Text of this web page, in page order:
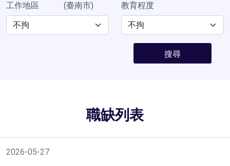
工作地區 (臺南市) 教育程度
搜尋
職缺列表
2026-05-27